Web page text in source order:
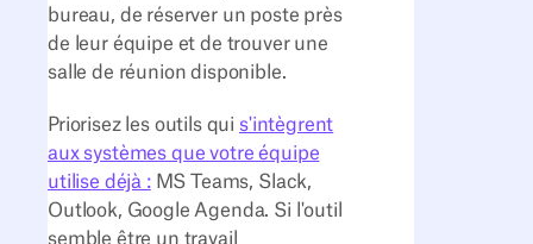
bureau, de réserver un poste près
de leur équipe et de trouver une
salle de réunion disponible.
Priorisez les outils qui s'intègrent
aux systèmes que votre équipe
utilise déjà :MS Teams, Slack,
Outlook, Google Agenda. Si l'outil
semble être un travail